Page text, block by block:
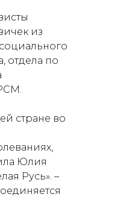
из
отдела по
стране во
Юлия
Русь». –